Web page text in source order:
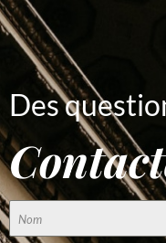
Des